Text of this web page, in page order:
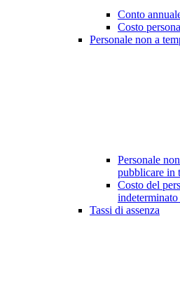
Conto
Costo
Personale non a
Personale
pubblicare in
Costo del
Tassi di assenza